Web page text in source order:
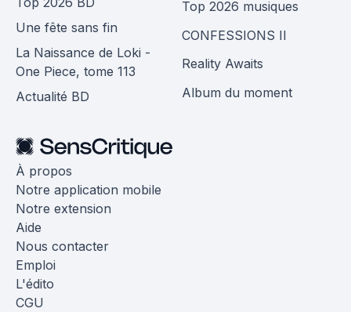
Une fête sans fin
La Naissance de Loki -
One Piece, tome 113
Actualité BD
Top 2026 musiques
CONFESSIONS II
Reality Awaits
Album du moment
À propos
Notre application mobile
Notre extension
Aide
Nous contacter
Emploi
L'édito
CGU